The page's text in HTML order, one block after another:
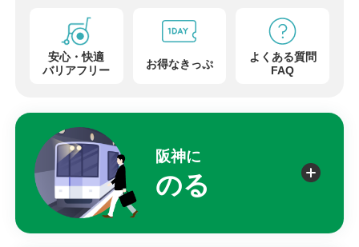
安心・快適
バリアフリー
お得なきっぷ
よくある質問
FAQ
阪神に
のる